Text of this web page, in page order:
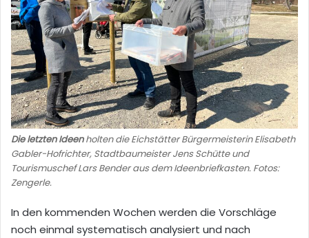
Die letzten Ideenholten die Eichstätter Bürgermeisterin Elisabeth
Gabler-Hofrichter, Stadtbaumeister Jens Schütte und
Tourismuschef Lars Bender aus dem Ideenbriefkasten. Fotos:
Zengerle.
In den kommenden Wochen werden die Vorschläge
noch einmal systematisch analysiert und nach